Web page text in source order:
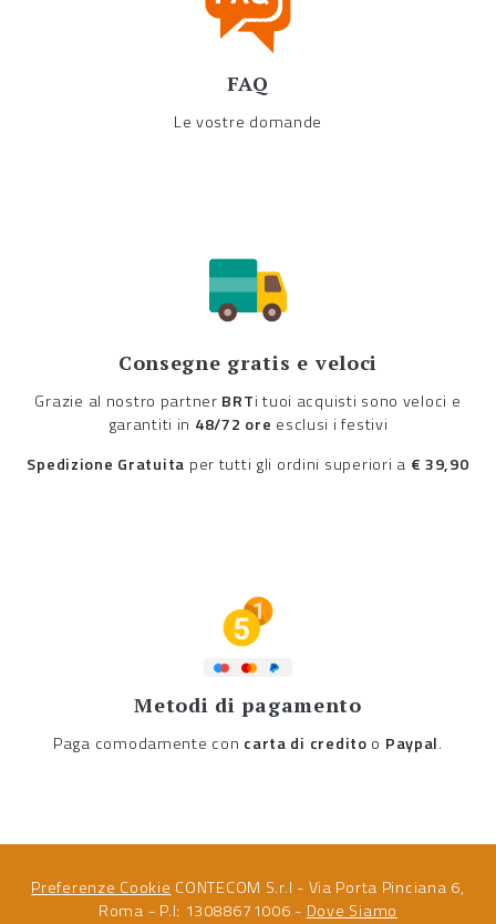
FAQ
Le vostre domande
Consegne gratis e veloci
Grazie al nostro partner BRTi tuoi acquisti sono veloci e
garantiti in 48/72 ore esclusi i festivi
Spedizione Gratuita per tutti gli ordini superiori a € 39,90
Metodi di pagamento
Paga comodamente con carta di credito o Paypal.
Preferenze Cookie CONTECOM S.r.l - Via Porta Pinciana 6,
Roma - P.I: 13088671006 - Dove Siamo